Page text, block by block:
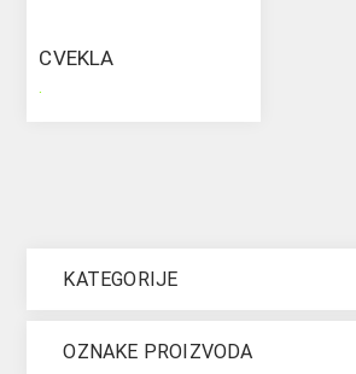
CVEKLA
KATEGORIJE
OZNAKE PROIZVODA